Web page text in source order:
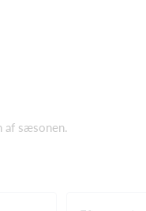
af sæsonen.